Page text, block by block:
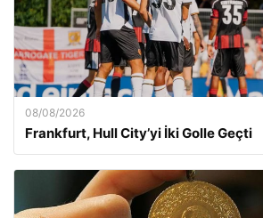
08/08/2026
Frankfurt, Hull City’yi İki Golle Geçti